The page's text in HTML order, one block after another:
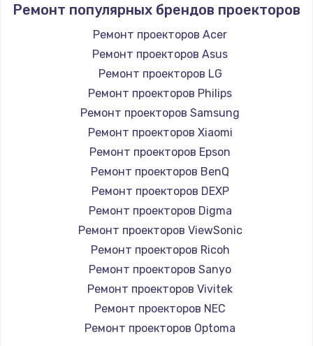
Ремонт популярных брендов проекторов
Ремонт проекторов Acer
Ремонт проекторов Asus
Ремонт проекторов LG
Ремонт проекторов Philips
Ремонт проекторов Samsung
Ремонт проекторов Xiaomi
Ремонт проекторов Epson
Ремонт проекторов BenQ
Ремонт проекторов DEXP
Ремонт проекторов Digma
Ремонт проекторов ViewSonic
Ремонт проекторов Ricoh
Ремонт проекторов Sanyo
Ремонт проекторов Vivitek
Ремонт проекторов NEC
Ремонт проекторов Optoma